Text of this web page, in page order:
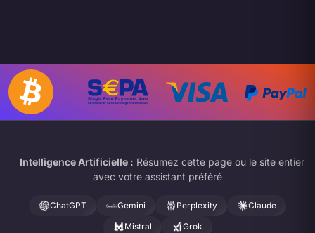
Intelligence Artificielle : Résumez cette page ou le site entier
avec votre assistant préféré
ChatGPT Gemini Perplexity
Claude
Mistral
Grok